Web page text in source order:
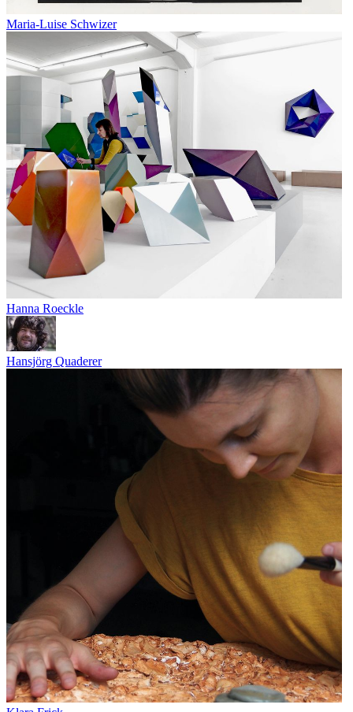
Maria-Luise Schwizer
Hanna Roeckle
Hansjörg Quaderer